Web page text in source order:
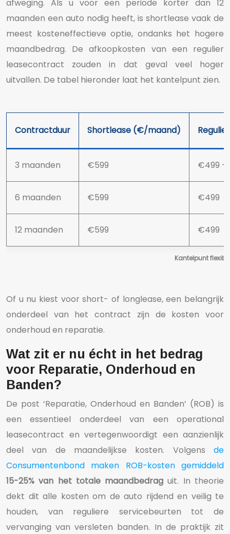
afweging. Als u voor een periode korter dan 12
maanden een auto nodig heeft, is shortlease vaak de
meest kosteneffectieve optie, ondanks het hogere
maandbedrag. De afkoopkosten van een regulier
leasecontract zouden in dat geval veel hoger
uitvallen. De tabel hieronder laat het kantelpunt zien.
Kantelpunt
Contractduur Shortlease (€/maand)
3 maanden €599 €499 +
6 maanden €599 €499
12 maanden €599 €499
Of u nu kiest voor short- of longlease, een belangrijk
onderdeel van het contract zijn de kosten voor
onderhoud en reparatie.
Wat zit er nu écht in het bedrag
voor Reparatie, Onderhoud en
Banden?
De post ‘Reparatie, Onderhoud en Banden’ (ROB) is
een essentieel onderdeel van een operational
leasecontract en vertegenwoordigt een aanzienlijk
deel van de maandelijkse kosten. Volgens de
Consumentenbond maken ROB-kosten gemiddeld
15-25% van het totale maandbedrag uit. In theorie
dekt dit alle kosten om de auto rijdend en veilig te
houden, van reguliere servicebeurten tot de
vervanging van versleten banden. In de praktijk zit